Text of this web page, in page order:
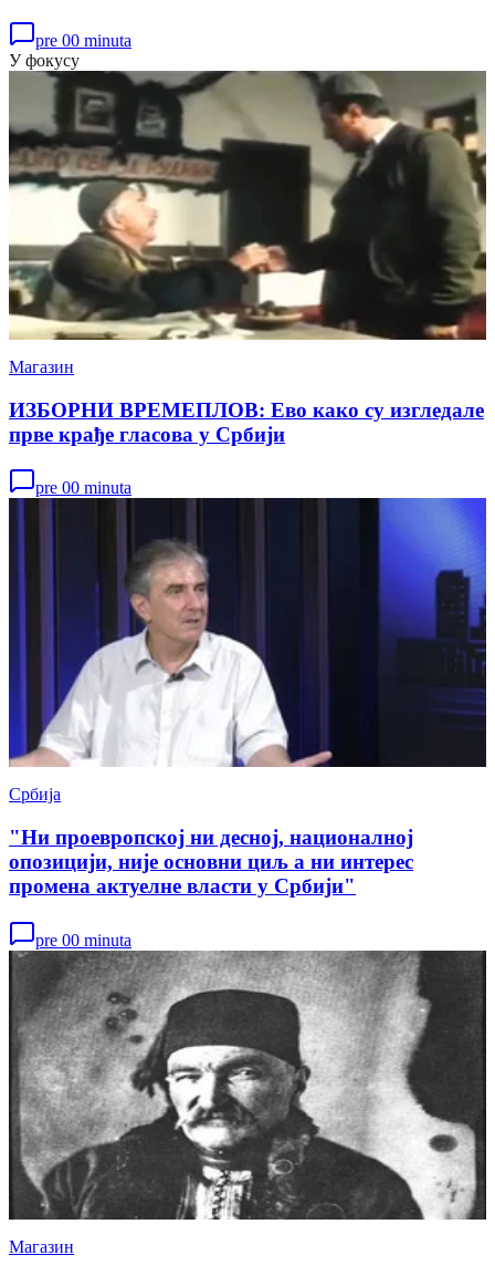
pre 00 minuta
У фокусу
Магазин
ИЗБОРНИ ВРЕМЕПЛОВ: Ево како су изгледале
прве крађе гласова у Србији
pre 00 minuta
Србија
"Ни проевропској ни десној, националној
опозицији, није основни циљ а ни интерес
промена актуелне власти у Србији"
pre 00 minuta
Магазин